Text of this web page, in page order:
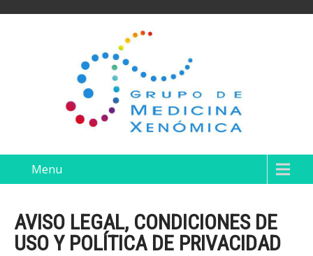
Menu
AVISO LEGAL, CONDICIONES DE
USO Y POLÍTICA DE PRIVACIDAD